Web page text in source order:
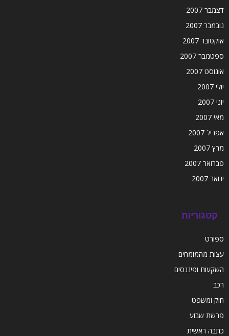
דצמבר 2007
נובמבר 2007
אוקטובר 2007
ספטמבר 2007
אוגוסט 2007
יולי 2007
יוני 2007
מאי 2007
אפריל 2007
מרץ 2007
פברואר 2007
ינואר 2007
קטגוריות
ספורט
עצות מהמומחים
השקעות ופיננסים
רכב
חוק ומשפט
פרשת שבוע
כתבה ראשית